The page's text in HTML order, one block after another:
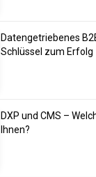
Datengetriebenes
Schlüssel zum Erfolg
DXP und CMS –
Ihnen?